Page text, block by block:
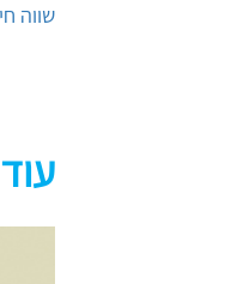
שווה